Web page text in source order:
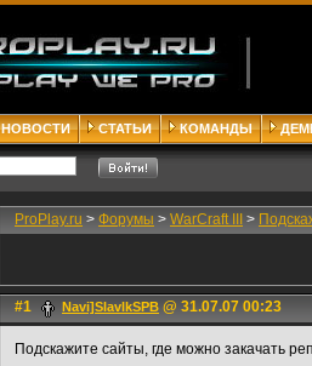
НОВОСТИ СТАТЬИ КОМАНДЫ
ProPlay.ru > Форумы > WarCraft III >
#1 Navi]SlavlkSPB @ 31.07.07 00:23
Подскажите сайты, где можно закачать